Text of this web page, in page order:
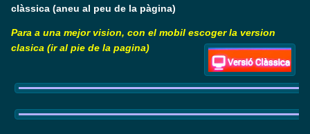
clàssica (aneu al peu de la pàgina)
Para a una mejor vision, con el mobil escoger la version
clasica (ir al pie de la pagina)